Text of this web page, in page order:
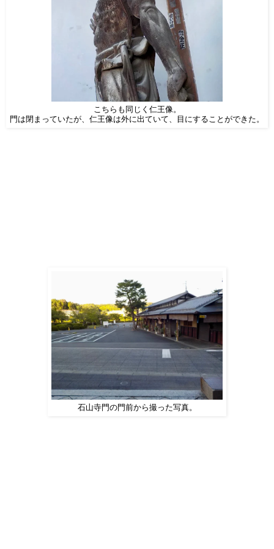
こちらも同じく仁王像。
門は閉まっていたが、仁王像は外に出ていて、目にすることができた。
石山寺門の門前から撮った写真。